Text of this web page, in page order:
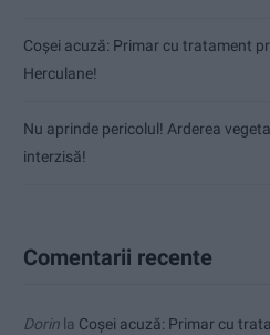
Coșei acuză: Primar cu tratament
Herculane!
Nu aprinde pericolul! Arderea
interzisă!
Comentarii recente
Dorin la Coșei acuză: Primar cu